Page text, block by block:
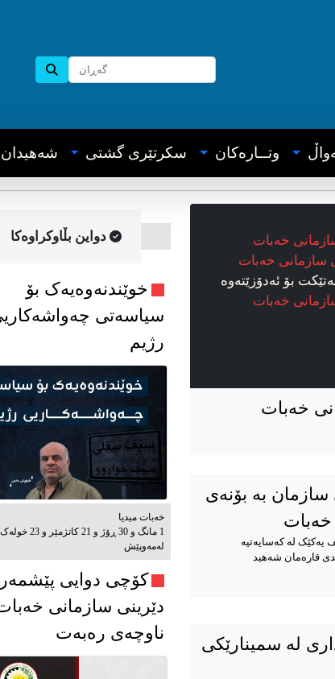
وتــاره‌کان سکرتێری گشتی شه‌هیدان
خەبات
سازمانی خەبات
بۆ ئه‌دۆزێته‌وه‌
خەبات
خەبات
بە بۆنەی
مام یوسف یەکێک لە کەسایەتیە
قارەمان شەهید
لە سمینارێکی
دواین بڵاوکراوه‌کا
خوێندنەوەیەک بۆ
سیاسەتی
رژیم
خەبات میدیا
1 مانگ و 30 ڕۆژ و 21 کاتژمێر و 23 خوله‌ک
له‌مه‌وپێش‌
کۆچی دوایی
دێرینی سازمانی
ناوچەی رەبەت